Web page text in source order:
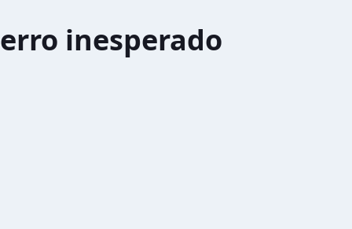
erro inesperado